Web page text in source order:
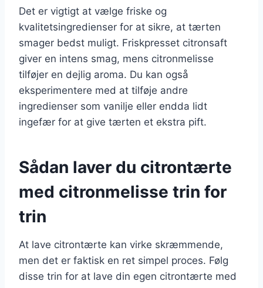
Det er vigtigt at vælge friske og
kvalitetsingredienser for at sikre, at tærten
smager bedst muligt. Friskpresset citronsaft
giver en intens smag, mens citronmelisse
tilføjer en dejlig aroma. Du kan også
eksperimentere med at tilføje andre
ingredienser som vanilje eller endda lidt
ingefær for at give tærten et ekstra pift.
Sådan laver du citrontærte
med citronmelisse trin for
trin
At lave citrontærte kan virke skræmmende,
men det er faktisk en ret simpel proces. Følg
disse trin for at lave din egen citrontærte med